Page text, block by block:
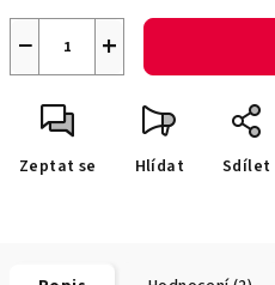
+
−
Zeptat se Hlídat Sdílet